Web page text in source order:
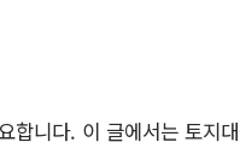
합니다. 이 글에서는 토지